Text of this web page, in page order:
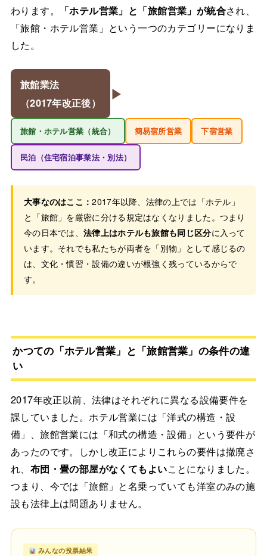
わります。 「ホテル営業」と「旅館営業」が統合され、
「旅館・ホテル営業」という一つのカテゴリーになりま
した。
旅館業法
（2017年改正後）
▶
旅館・ホテル営業（統合） 簡易宿所営業 下宿営業
民泊（住宅宿泊事業法・別法）
大事なのはここ：2017年以降、法律の上では「ホテル」
と「旅館」を厳密に分ける規定はなくなりました。つまり
今の日本では、法律上はホテルも旅館も同じ区分に入って
います。それでも私たちが両者を「別物」として感じるの
は、文化・慣習・設備の違いが根強く残っているからで
す。
かつての「ホテル営業」と「旅館営業」の条件の違
い
2017年改正以前、法律はそれぞれに異なる設備要件を
課していました。ホテル営業には「洋式の構造・設
備」、旅館営業には「和式の構造・設備」という要件が
あったのです。しかし改正によりこれらの要件は撤廃さ
れ、 布団・畳の部屋がなくてもよいことになりました。
つまり、今では「旅館」と名乗っていても洋室のみの施
設も法律上は問題ありません。
みんなの投票結果